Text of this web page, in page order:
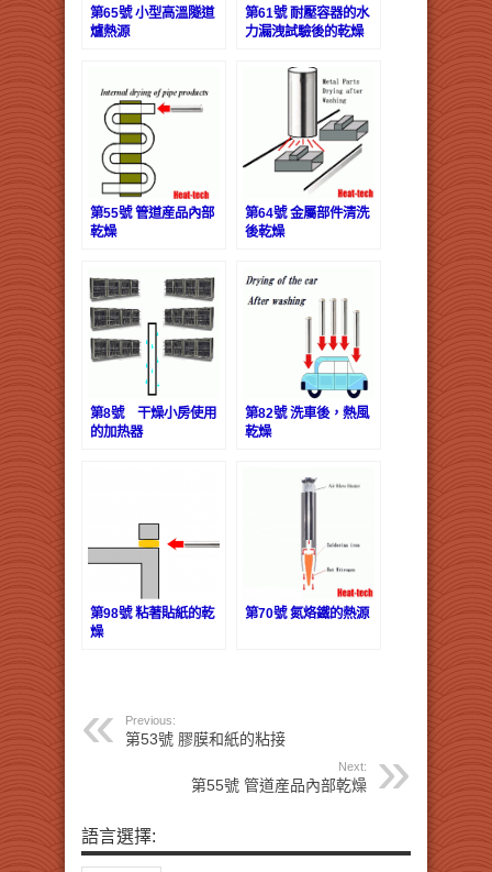
第65號 小型高溫隧道
爐熱源
第61號 耐壓容器的水
力漏洩試驗後的乾燥
第55號 管道産品內部
乾燥
第64號 金屬部件清洗
後乾燥
第8號 干燥小房使用
的加热器
第82號 洗車後，熱風
乾燥
第98號 粘著貼紙的乾
燥
第70號 氮烙鐵的熱源
Previous:
第53號 膠膜和紙的粘接
Next:
第55號 管道産品內部乾燥
語言選擇: